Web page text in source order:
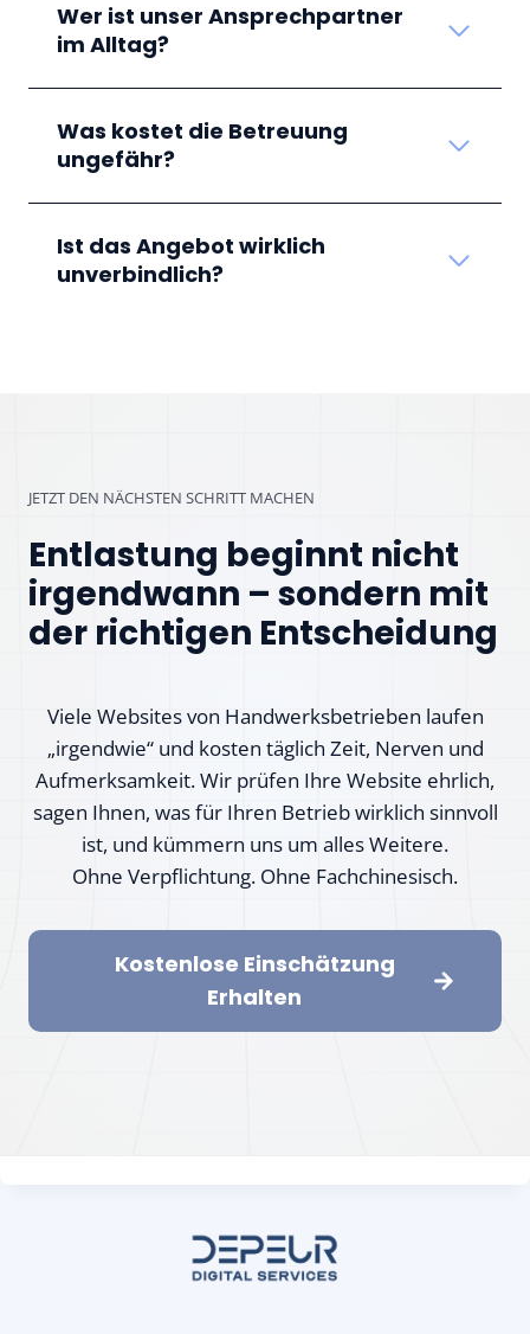
Wer ist unser Ansprechpartner
im Alltag?
Was kostet die Betreuung
ungefähr?
Ist das Angebot wirklich
unverbindlich?
JETZT DEN NÄCHSTEN SCHRITT MACHEN
Entlastung beginnt nicht
irgendwann – sondern mit
der richtigen Entscheidung
Viele Websites von Handwerksbetrieben laufen
„irgendwie“ und kosten täglich Zeit, Nerven und
Aufmerksamkeit. Wir prüfen Ihre Website ehrlich,
sagen Ihnen, was für Ihren Betrieb wirklich sinnvoll
ist, und kümmern uns um alles Weitere.
Ohne Verpflichtung. Ohne Fachchinesisch.
Kostenlose Einschätzung
Erhalten